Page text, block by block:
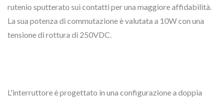
rutenio sputterato sui contatti per una maggiore affidabilità.
La sua potenza di commutazione è valutata a 10W con una
tensione di rottura di 250VDC.
L'interruttore è progettato in una configurazione a doppia